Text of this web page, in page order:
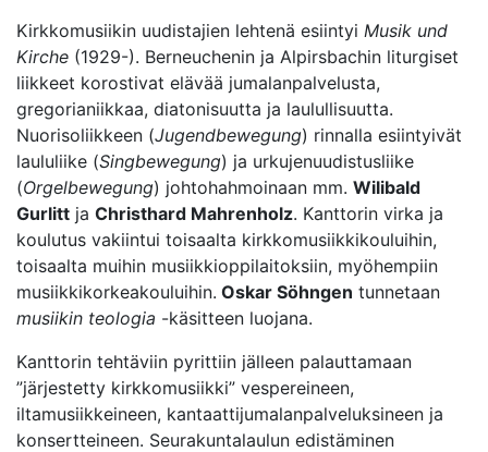
Kirkkomusiikin uudistajien lehtenä esiintyi Musik und
Kirche (1929-). Berneuchenin ja Alpirsbachin liturgiset
liikkeet korostivat elävää jumalanpalvelusta,
gregorianiikkaa, diatonisuutta ja laulullisuutta.
Nuorisoliikkeen (Jugendbewegung) rinnalla esiintyivät
laululiike (Singbewegung) ja urkujenuudistusliike
(Orgelbewegung) johtohahmoinaan mm. Wilibald
Gurlitt ja Christhard Mahrenholz. Kanttorin virka ja
koulutus vakiintui toisaalta kirkkomusiikkikouluihin,
toisaalta muihin musiikkioppilaitoksiin, myöhempiin
musiikkikorkeakouluihin. Oskar Söhngen tunnetaan
musiikin teologia -käsitteen luojana.
Kanttorin tehtäviin pyrittiin jälleen palauttamaan
”järjestetty kirkkomusiikki” vespereineen,
iltamusiikkeineen, kantaattijumalanpalveluksineen ja
konsertteineen. Seurakuntalaulun edistäminen